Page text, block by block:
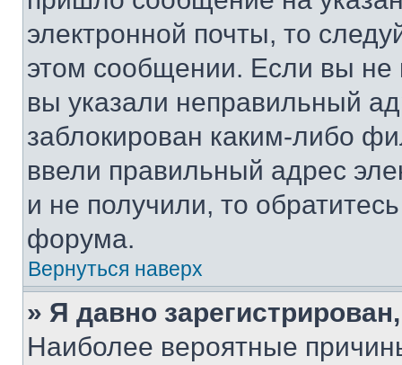
электронной почты, то
этом сообщении. Если вы
вы указали неправильный
заблокирован каким-либо
ввели правильный адрес
и не получили, то
форума.
Вернуться наверх
» Я давно
Наиболее вероятные